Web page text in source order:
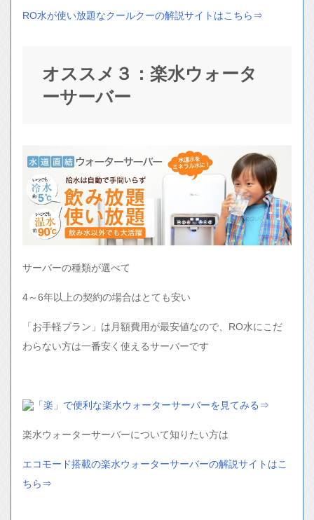
RO水が使い放題なクールクーの解説サイトはこちら⇒
オススメ３：楽水ウォータ
ーサーバー
サーバーの種類が選べて
4～6年以上の契約の場合はとても安い
「お手軽プラン」は月額費用が最安値なので、RO水にこだ
わらない方は一番安く使えるサーバーです
「楽」で便利な楽水ウォーターサーバーを見てみる⇒
楽水ウォーターサーバーについて知りたい方は
エコモード搭載の楽水ウォーターサーバーの解説サイトはこ
ちら⇒